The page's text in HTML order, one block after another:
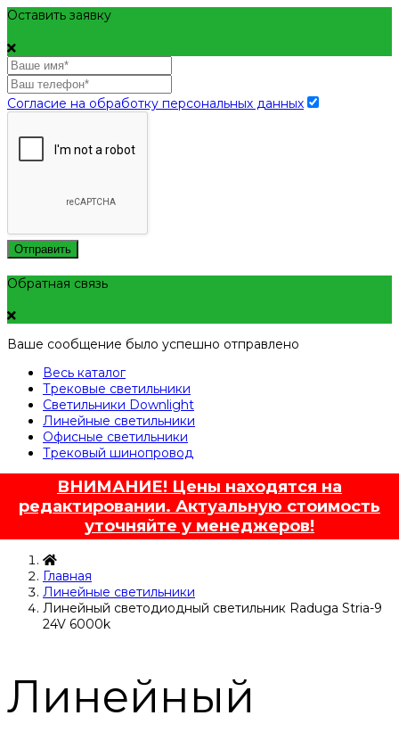
Оставить заявку
Согласие на обработку персональных данных
Отправить
Обратная связь
Ваше сообщение было успешно отправлено
Весь каталог
Трековые светильники
Светильники Downlight
Линейные светильники
Офисные светильники
Трековый шинопровод
ВНИМАНИЕ! Цены находятся на
редактировании. Актуальную стоимость
уточняйте у менеджеров!
Главная
Линейные светильники
Линейный светодиодный светильник Raduga Stria-9
24V 6000k
Линейный